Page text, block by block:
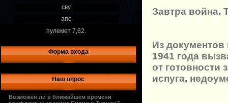
сву
апс
пулемет 7,62.
Форма входа
Наш опрос
Возможен ли в ближайшем времени
Завтра война.
Из
1941 года
от
испуга,